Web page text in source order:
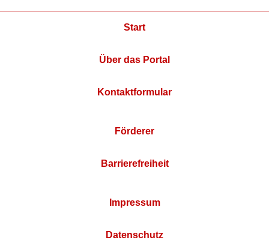
Start
Über das Portal
Kontaktformular
Förderer
Barrierefreiheit
Impressum
Datenschutz